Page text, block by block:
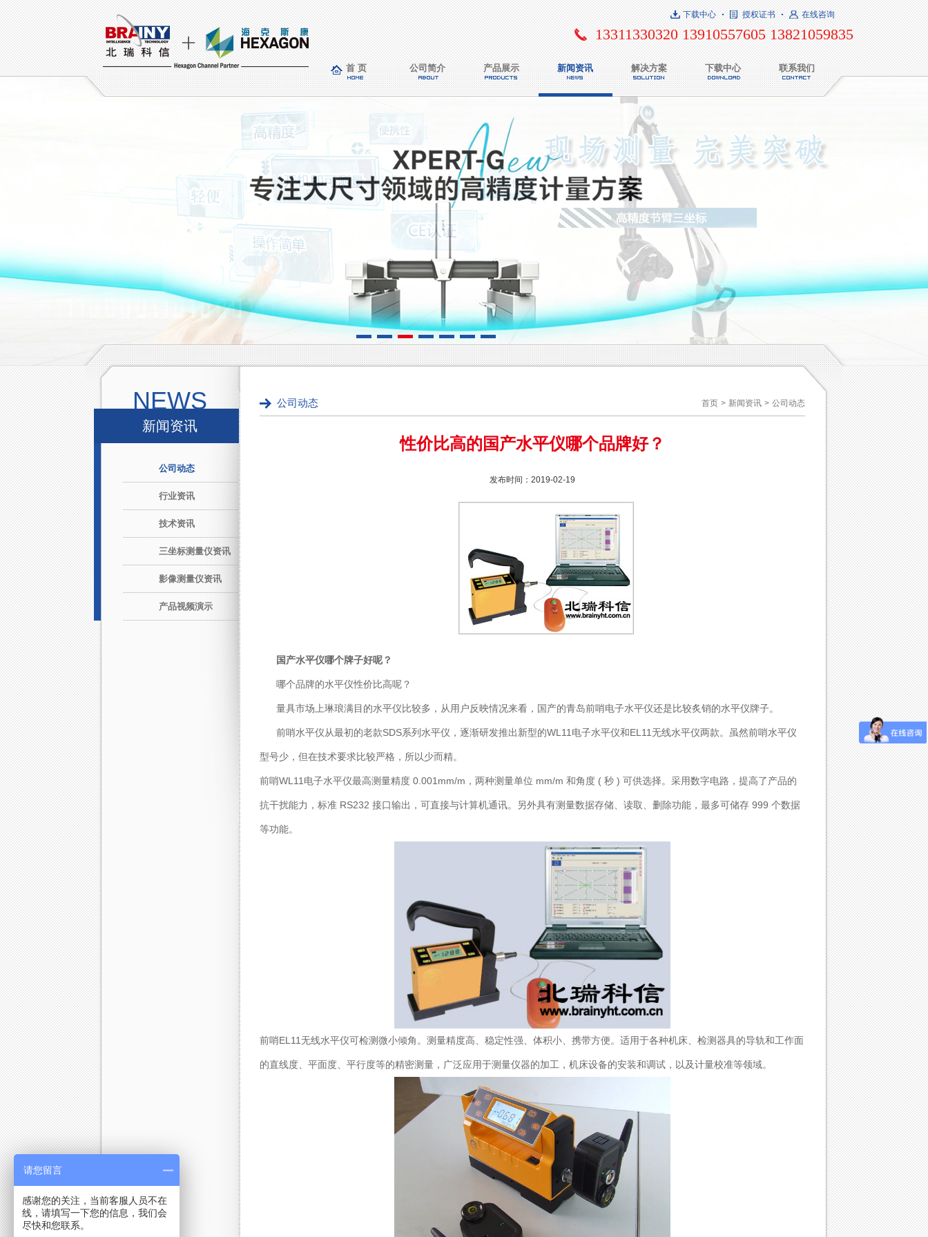
在线咨询
授权证书
下载中心
13311330320 13910557605 13821059835
首 页 公司简介 产品展示 新闻资讯 解决方案 下载中心 联系我们
NEWS
新闻资讯
公司动态
行业资讯
技术资讯
三坐标测量仪资讯
影像测量仪资讯
产品视频演示
首页 > 新闻资讯 > 公司动态
公司动态
性价比高的国产水平仪哪个品牌好？
发布时间：2019-02-19
国产水平仪哪个牌子好呢？
哪个品牌的水平仪性价比高呢？
量具市场上琳琅满目的水平仪比较多，从用户反映情况来看，国产的青岛前哨电子水平仪还是比较炙销的水平仪牌子。
前哨水平仪从最初的老款SDS系列水平仪，逐渐研发推出新型的WL11电子水平仪和EL11无线水平仪两款。虽然前哨水平仪
型号少，但在技术要求比较严格，所以少而精。
前哨WL11电子水平仪最高测量精度 0.001mm/m，两种测量单位 mm/m 和角度 ( 秒 ) 可供选择。采用数字电路，提高了产品的
抗干扰能力，标准 RS232 接口输出，可直接与计算机通讯。另外具有测量数据存储、读取、删除功能，最多可储存 999 个数据
等功能。
前哨EL11无线水平仪可检测微小倾角。测量精度高、稳定性强、体积小、携带方便。适用于各种机床、检测器具的导轨和工作面
的直线度、平面度、平行度等的精密测量，广泛应用于测量仪器的加工，机床设备的安装和调试，以及计量校准等领域。
请您留言
感谢您的关注，当前客服人员不在
线，请填写一下您的信息，我们会
尽快和您联系。